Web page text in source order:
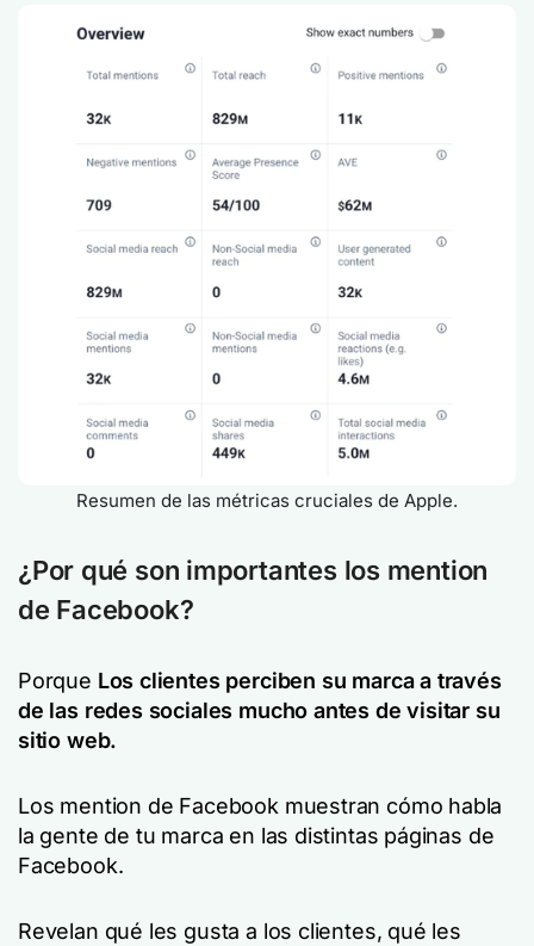
Resumen de las métricas cruciales de Apple.
¿Por qué son importantes los mention
de Facebook?
Porque Los clientes perciben su marca a través
de las redes sociales mucho antes de visitar su
sitio web.
Los mention de Facebook muestran cómo habla
la gente de tu marca en las distintas páginas de
Facebook.
Revelan qué les gusta a los clientes, qué les